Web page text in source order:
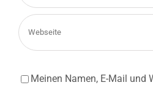
Meinen Namen, E-Mail und